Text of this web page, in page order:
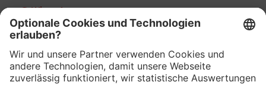
WhatsApp
App